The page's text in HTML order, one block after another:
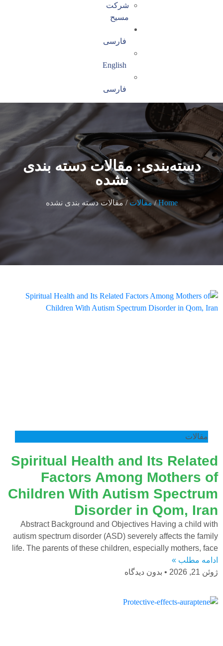
شرکت
مسیح
فارسی
English
فارسی
دسته‌بندی: مقالات دسته بندی
نشده
Home
/مقالات / مقالات دسته بندی نشده
مقالات
Spiritual Health and Its Related
Factors Among Mothers of
Children With Autism Spectrum
Disorder in Qom, Iran
Abstract Background and Objectives Having a child with
autism spectrum disorder (ASD) severely affects the family
life. The parents of these children, especially mothers, face
ادامه مطلب »
ژوئن 21, 2026
بدون دیدگاه